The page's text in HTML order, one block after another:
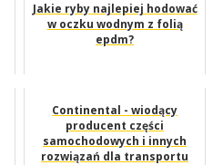
Jakie ryby najlepiej hodować
w oczku wodnym z folią
epdm?
Continental - wiodący
producent części
samochodowych i innych
rozwiązań dla transportu